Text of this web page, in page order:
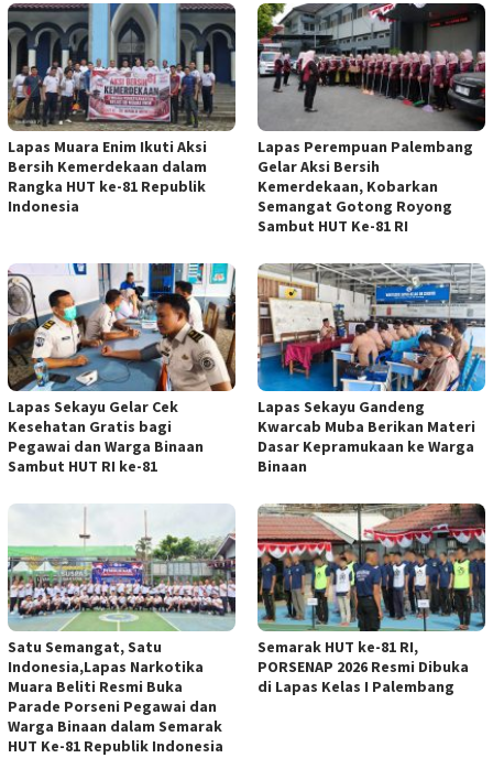
Lapas Muara Enim Ikuti Aksi
Bersih Kemerdekaan dalam
Rangka HUT ke-81 Republik
Indonesia
Lapas Perempuan Palembang
Gelar Aksi Bersih
Kemerdekaan, Kobarkan
Semangat Gotong Royong
Sambut HUT Ke-81 RI
Lapas Sekayu Gelar Cek
Kesehatan Gratis bagi
Pegawai dan Warga Binaan
Sambut HUT RI ke-81
Lapas Sekayu Gandeng
Kwarcab Muba Berikan Materi
Dasar Kepramukaan ke Warga
Binaan
Satu Semangat, Satu
Indonesia,Lapas Narkotika
Muara Beliti Resmi Buka
Parade Porseni Pegawai dan
Warga Binaan dalam Semarak
HUT Ke-81 Republik Indonesia
Semarak HUT ke-81 RI,
PORSENAP 2026 Resmi Dibuka
di Lapas Kelas I Palembang